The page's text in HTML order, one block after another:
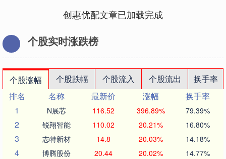
创惠优配文章已加载完成
个股实时涨跌榜
个股涨幅 个股跌幅 个股流入 个股流出
换手率
排名
名称 最新价 涨幅
换手率
1
N展芯 116.52 396.89% 79.39%
2 锐翔智能 110.02 20.21% 16.80%
3 志特新材 14.8 20.03% 14.18%
4 博腾股份 20.44 20.02% 14.77%